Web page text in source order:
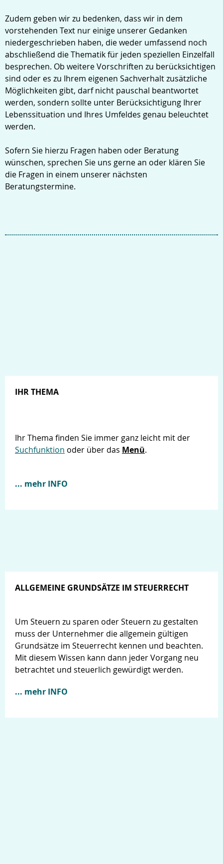
Zudem geben wir zu bedenken, dass wir in dem
vorstehenden Text nur einige unserer Gedanken
niedergeschrieben haben, die weder umfassend noch
abschließend die Thematik für jeden speziellen Einzelfall
besprechen. Ob weitere Vorschriften zu berücksichtigen
sind oder es zu Ihrem eigenen Sachverhalt zusätzliche
Möglichkeiten gibt, darf nicht pauschal beantwortet
werden, sondern sollte unter Berücksichtigung Ihrer
Lebenssituation und Ihres Umfeldes genau beleuchtet
werden.
Sofern Sie hierzu Fragen haben oder Beratung
wünschen, sprechen Sie uns gerne an oder klären Sie
die Fragen in einem unserer nächsten
Beratungstermine.
IHR THEMA
Ihr Thema finden Sie immer ganz leicht mit der
Suchfunktion oder über das Menü.
... mehr INFO
ALLGEMEINE GRUNDSÄTZE IM STEUERRECHT
Um Steuern zu sparen oder Steuern zu gestalten
muss der Unternehmer die allgemein gültigen
Grundsätze im Steuerrecht kennen und beachten.
Mit diesem Wissen kann dann jeder Vorgang neu
betrachtet und steuerlich gewürdigt werden.
... mehr INFO